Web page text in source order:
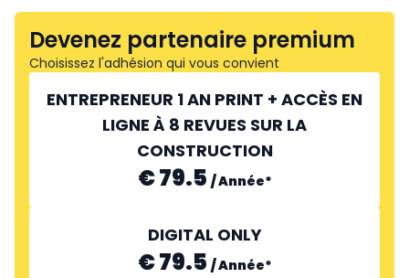
Devenez partenaire premium
Choisissez l'adhésion qui vous convient
ENTREPRENEUR 1 AN PRINT + ACCÈS EN
LIGNE À 8 REVUES SUR LA
CONSTRUCTION
€ 79.5 /Année*
DIGITAL ONLY
€ 79.5 /Année*